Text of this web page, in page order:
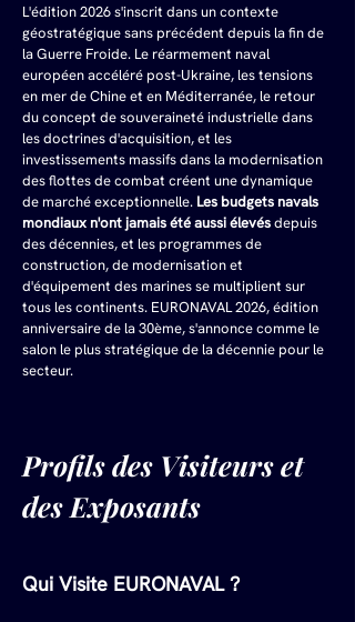
L'édition 2026 s'inscrit dans un contexte
géostratégique sans précédent depuis la fin de
la Guerre Froide. Le réarmement naval
européen accéléré post-Ukraine, les tensions
en mer de Chine et en Méditerranée, le retour
du concept de souveraineté industrielle dans
les doctrines d'acquisition, et les
investissements massifs dans la modernisation
des flottes de combat créent une dynamique
de marché exceptionnelle. Les budgets navals
mondiaux n'ont jamais été aussi élevés depuis
des décennies, et les programmes de
construction, de modernisation et
d'équipement des marines se multiplient sur
tous les continents. EURONAVAL 2026, édition
anniversaire de la 30ème, s'annonce comme le
salon le plus stratégique de la décennie pour le
secteur.
Profils des Visiteurs et
des Exposants
Qui Visite EURONAVAL ?